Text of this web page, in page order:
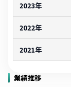
2023年
2022年
2021年
業績推移